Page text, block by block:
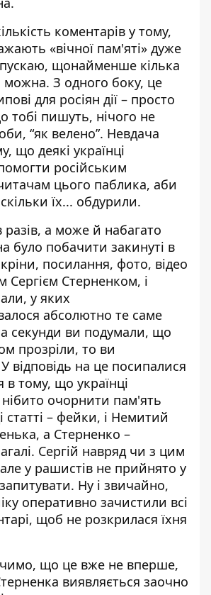
коментарів у тому,
«вічної пам'яті» дуже
щонайменше кілька
можна. З одного боку, це
для росіян дії – просто
тобі пишуть, нічого не
“як велено”. Невдача
що деякі українці
російським
цього паблика, аби
їх... обдурили.
разів, а може й набагато
було побачити закинуті в
посилання, фото, відео
Сергієм Стерненком, і
у яких
абсолютно те саме
секунди ви подумали, що
прозріли, то ви
відповідь на це посипалися
в тому, що українці
очорнити пам'ять
статті – фейки, і Немитий
а Стерненко –
Сергій навряд чи з цим
у рашистів не прийнято у
Ну і звичайно,
оперативно зачистили всі
щоб не розкрилася їхня
що це вже не вперше,
виявляється заочно